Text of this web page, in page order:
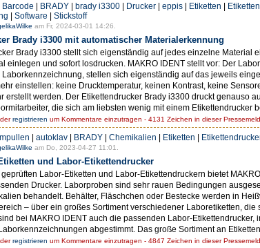
Barcode | BRADY | brady i3300 | Drucker | eppis | Etiketten |
| Software | Stickstoff
am Fr, 2024-03-01 14:26.
Brady i3300 mit automatischer Materialerkennung
Brady i3300 stellt sich eigenständig auf jedes einzelne
einlegen und sofort losdrucken. MAKRO IDENT stellt vor: Der
stellen sich eigenständig auf das jeweils
einstellen: keine Drucktemperatur, keinen Kontrast, keine
erstellt werden. Der Etikettendrucker Brady i3300 druckt genauso
die sich am liebsten wenig mit einem Etikettendrucker
registrieren um Kommentare einzutragen - 4131 Zeichen in dieser
| autoklav | BRADY | Chemikalien | Etiketten |
am Do, 2023-04-27 11:01.
und Labor-Etikettendrucker
Labor-Etiketten und Labor-Etikettendruckern bietet
Drucker. Laborproben sind sehr rauen Bedingungen
behandelt. Behälter, Fläschchen oder Bestecke werden in
– über ein großes Sortiment verschiedener Laboretiketten,
bei MAKRO IDENT auch die passenden Labor-
abgestimmt. Das große Sortiment an Etiketten
registrieren um Kommentare einzutragen - 4847 Zeichen in dieser